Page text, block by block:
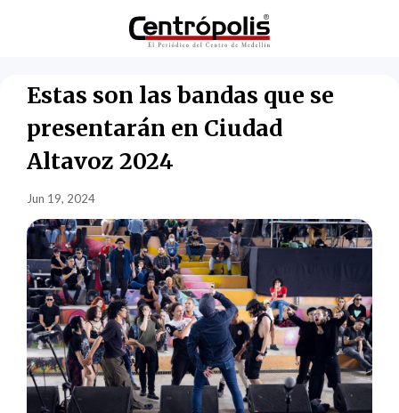
Estas son las bandas que se
presentarán en Ciudad
Altavoz 2024
Jun 19, 2024